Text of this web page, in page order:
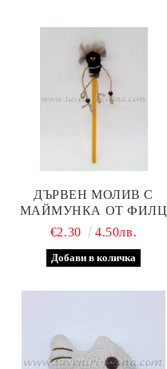
ДЪРВЕН МОЛИВ С
МАЙМУНКА ОТ ФИЛЦ
€2.30
4.50лв.